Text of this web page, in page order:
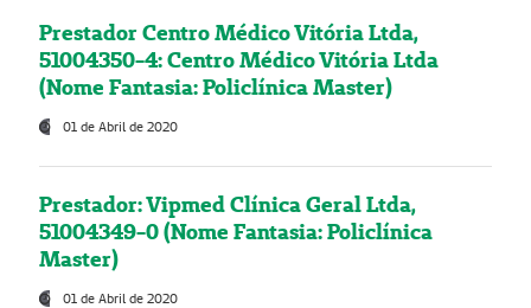
Prestador Centro Médico Vitória Ltda,
51004350-4: Centro Médico Vitória Ltda
(Nome Fantasia: Policlínica Master)
01 de Abril de 2020
Prestador: Vipmed Clínica Geral Ltda,
51004349-0 (Nome Fantasia: Policlínica
Master)
01 de Abril de 2020